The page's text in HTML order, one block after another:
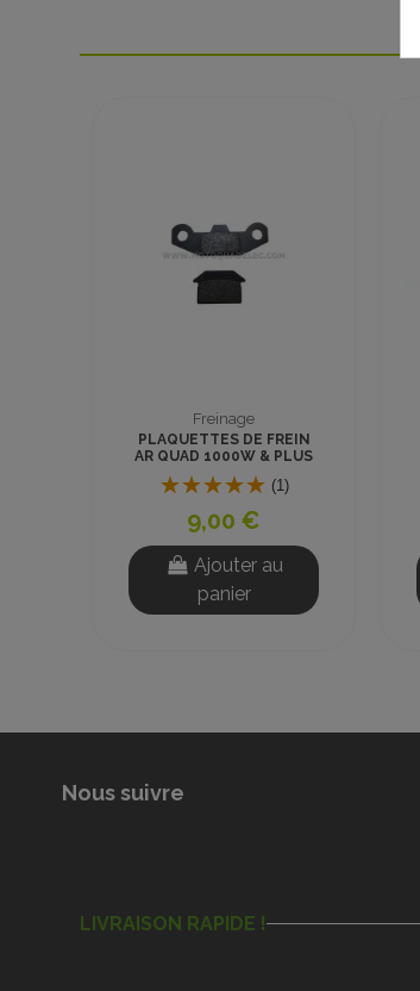
Freinage
PLAQUETTES DE FREIN
AR QUAD 1000W & PLUS
(1)
9,00 €
Ajouter au
panier
Nous suivre
LIVRAISON RAPIDE !